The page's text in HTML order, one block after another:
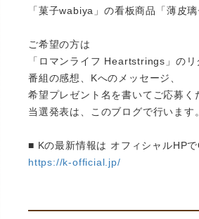
「菓子wabiya」の看板商品「薄皮
ご希望の方は
「ロマンライフ Heartstrings」の
番組の感想、Kへのメッセージ、
希望プレゼント名を書いてご応募く
当選発表は、このブログで行います。
■ Kの最新情報は オフィシャルHPで
https://k-official.jp/